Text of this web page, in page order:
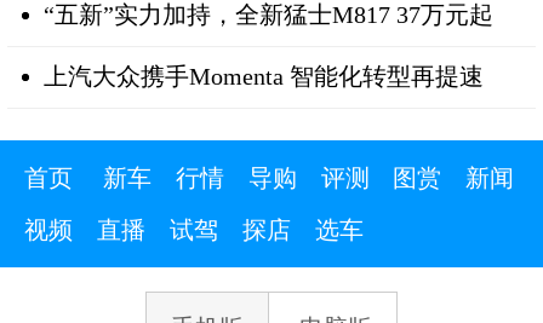
“五新”实力加持，全新猛士M817 37万元起
上汽大众携手Momenta 智能化转型再提速
首页 新车 行情 导购 评测 图赏
新闻
视频
直播 试驾 探店 选车